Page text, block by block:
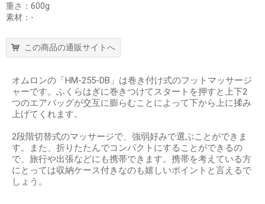
重さ：600g
素材：-
この商品の通販サイトへ
オムロンの「HM-255-DB」は巻き付け式のフットマッサージ
ャーです。ふくらはぎに巻きつけてスタートを押すと上下2
つのエアバッグが交互に膨らむことによって下から上に揉み
上げてくれます。
2段階切替式のマッサージで、強弱好みで選ぶことができま
す。また、折りたたんでコンパクトにすることができるの
で、旅行や出張などにも携帯できます。携帯を考えている方
にとっては収納ケース付きなのも嬉しいポイントと言えるで
しょう。